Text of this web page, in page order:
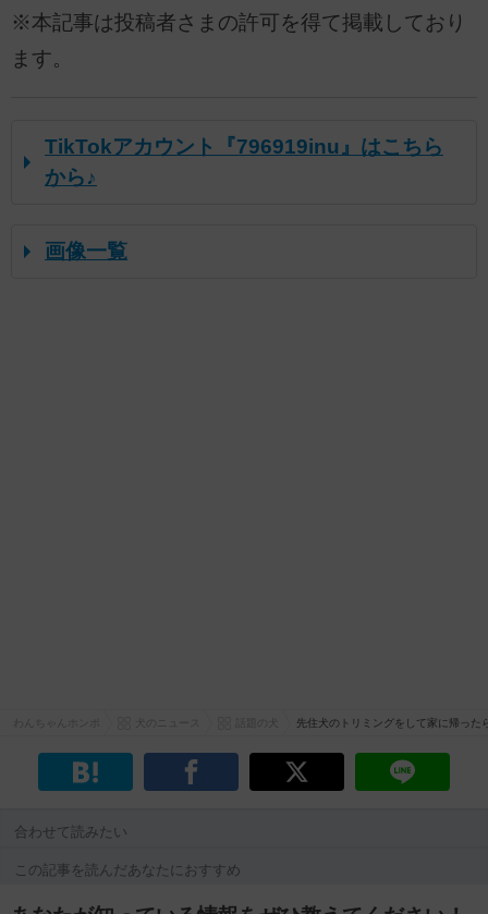
※本記事は投稿者さまの許可を得て掲載しており
ます。
TikTokアカウント『796919inu』はこちら
から♪
画像一覧
先住犬のトリミングをして家に帰っ
合わせて読みたい
この記事を読んだあなたにおすすめ